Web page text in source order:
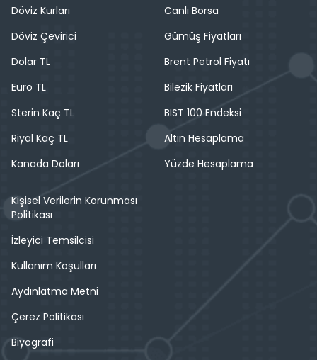
Döviz Kurları
Döviz Çevirici
Dolar TL
Euro TL
Sterin Kaç TL
Riyal Kaç TL
Kanada Doları
Canlı Borsa
Gümüş Fiyatları
Brent Petrol Fiyatı
Bilezik Fiyatları
BIST 100 Endeksi
Altın Hesaplama
Yüzde Hesaplama
Kişisel Verilerin Korunması
Politikası
İzleyici Temsilcisi
Kullanım Koşulları
Aydınlatma Metni
Çerez Politikası
Biyografi